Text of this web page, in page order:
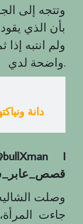
وتتجه إلى
بأن الذي
ولم انتبه إذا
واضحة لدي.
دانة
I
قصص عابر
وصلت
جاءت